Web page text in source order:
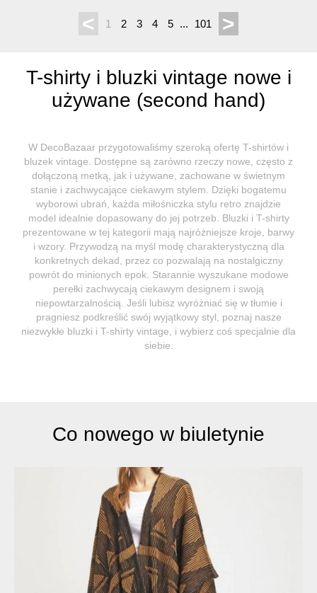
< 1 2 3 4 5 ... 101 >
T-shirty i bluzki vintage nowe i
używane (second hand)
W DecoBazaar przygotowaliśmy szeroką ofertę T-shirtów i
bluzek vintage. Dostępne są zarówno rzeczy nowe, często z
dołączoną metką, jak i używane, zachowane w świetnym
stanie i zachwycające ciekawym stylem. Dzięki bogatemu
wyborowi ubrań, każda miłośniczka stylu retro znajdzie
model idealnie dopasowany do jej potrzeb. Bluzki i T-shirty
prezentowane w tej kategorii mają najróżniejsze kroje, barwy
i wzory. Przywodzą na myśl modę charakterystyczną dla
konkretnych dekad, przez co pozwalają na nostalgiczny
powrót do minionych epok. Starannie wyszukane modowe
perełki zachwycają ciekawym designem i swoją
niepowtarzalnością. Jeśli lubisz wyróżniać się w tłumie i
pragniesz podkreślić swój wyjątkowy styl, poznaj nasze
niezwykłe bluzki i T-shirty vintage, i wybierz coś specjalnie dla
siebie.
Co nowego w biuletynie